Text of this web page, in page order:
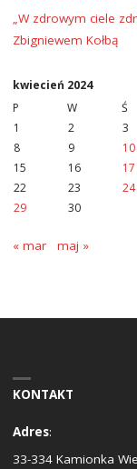
„W zdrowym ciele
Zbigniewem Kołbą
kwiecień 2024
P
W Ś
1
2 3
8
9 10
15
16 17
22
23 24
29
30
« mar maj »
KONTAKT
Adres:
33-334 Kamionka